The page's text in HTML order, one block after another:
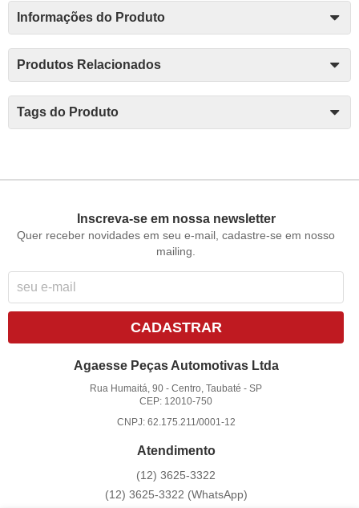
Informações do Produto
Produtos Relacionados
Tags do Produto
Inscreva-se em nossa newsletter
Quer receber novidades em seu e-mail, cadastre-se em nosso
mailing.
CADASTRAR
Agaesse Peças Automotivas Ltda
Rua Humaitá, 90 -Centro, Taubaté -SP
CEP: 12010-750
CNPJ: 62.175.211/0001-12
Atendimento
(12) 3625-3322
(12) 3625-3322 (WhatsApp)